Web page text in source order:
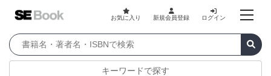
お気に入り 新規会員登録 ログイン
キーワードで探す